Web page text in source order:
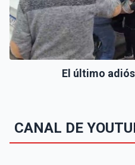
El último
CANAL DE